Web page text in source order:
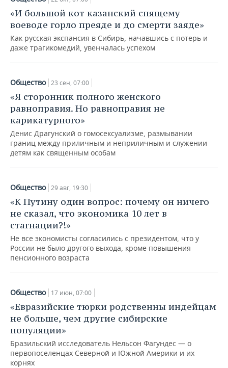
«И большой кот казанский спящему
воеводе горло преяде и до смерти заяде»
Как русская экспансия в Сибирь, начавшись с потерь и
даже трагикомедий, увенчалась успехом
Общество 23 сен, 07:00
«Я сторонник полного женского
равноправия. Но равноправия не
карикатурного»
Денис Драгунский о гомосексуализме, размывании
границ между приличным и неприличным и служении
детям как священным особам
Общество 29 авг, 19:30
«К Путину один вопрос: почему он ничего
не сказал, что экономика 10 лет в
стагнации?!»
Не все экономисты согласились с президентом, что у
России не было другого выхода, кроме повышения
пенсионного возраста
Общество 17 июн, 07:00
«Евразийские тюрки родственны индейцам
не больше, чем другие сибирские
популяции»
Бразильский исследователь Нельсон Фагундес — о
первопоселенцах Северной и Южной Америки и их
корнях